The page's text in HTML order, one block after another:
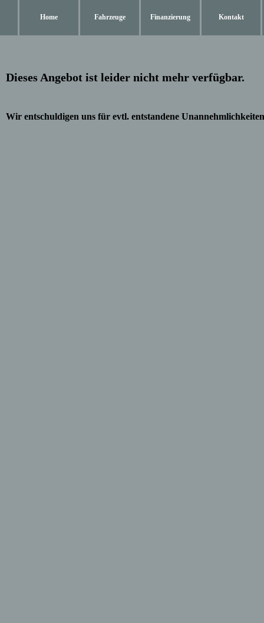
Home Fahrzeuge Finanzierung Kontakt
Dieses Angebot ist leider nicht mehr verfügbar.
Wir entschuldigen uns für evtl. entstandene